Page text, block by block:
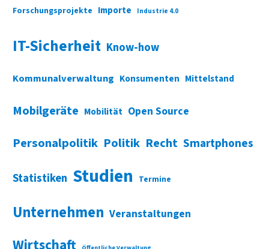
Forschungsprojekte Importe Industrie 4.0
IT-Sicherheit Know-how
Kommunalverwaltung Konsumenten Mittelstand
Mobilgeräte Mobilität Open Source
Personalpolitik Politik Recht Smartphones
Statistiken Studien Termine
Unternehmen Veranstaltungen